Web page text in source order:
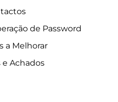
de Password
a Melhorar
e Achados